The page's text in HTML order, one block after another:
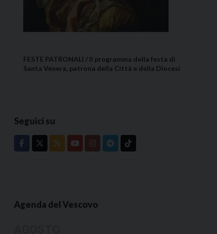
FESTE PATRONALI / Il programma della festa di
Santa Venera, patrona della Città e della Diocesi
Seguici su
Agenda del Vescovo